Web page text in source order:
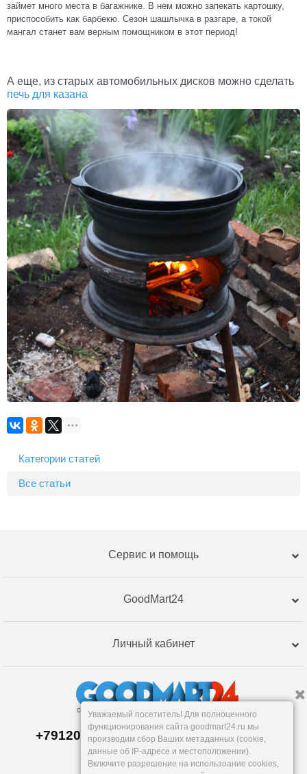
займет много места в багажнике. В нем можно запекать картошку,
приспособить как барбекю. Сезон шашлычка в разгаре, а токой
мангал станет вам верным помощником в этот период!
А еще, из старых автомобильных дисков можно сделать
печь для казана
Категории статей
Все статьи
Сервис и помощь
GoodMart24
Личный кабинет
+79120359762, +79120359761 MAX,TG
Склад в Екатеринбург е
Пн-Пт: 10-19, Сб, Вс: вых.
info@goodmart24.ru
Уважаемый посетитель! Для полноценного
функционирования сайта goodmart24.ru мы
производим сбор Ваших метаданных (cookie,
данные об IP-адресе и местоположении).
Включите разрешение на использоание cookies,